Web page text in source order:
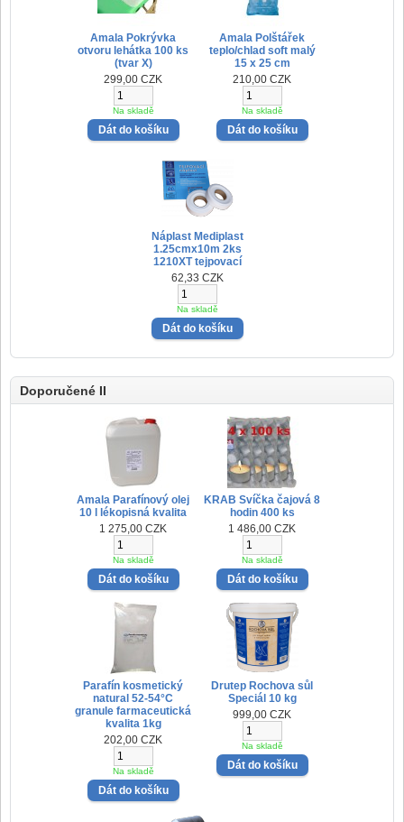
Amala Pokrývka
otvoru lehátka 100 ks
(tvar X)
299,00 CZK
Na skladě
Amala Polštářek
teplo/chlad soft malý
15 x 25 cm
210,00 CZK
Na skladě
Náplast Mediplast
1.25cmx10m 2ks
1210XT tejpovací
62,33 CZK
Na skladě
Doporučené II
Amala Parafínový olej
10 l lékopisná kvalita
1 275,00 CZK
Na skladě
KRAB Svíčka čajová 8
hodin 400 ks
1 486,00 CZK
Na skladě
Parafín kosmetický
natural 52-54°C
granule farmaceutická
kvalita 1kg
202,00 CZK
Na skladě
Drutep Rochova sůl
Speciál 10 kg
999,00 CZK
Na skladě